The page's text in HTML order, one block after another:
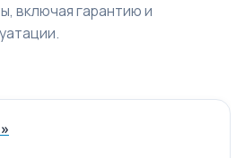
включая гарантию и